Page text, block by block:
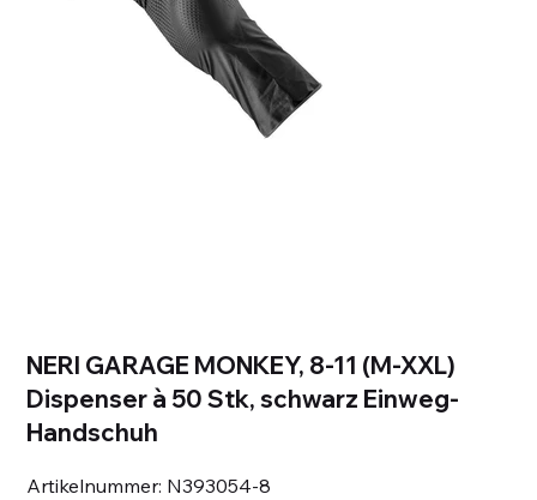
NERI GARAGE MONKEY, 8-11 (M-XXL)
Dispenser à 50 Stk, schwarz Einweg-
Handschuh
Artikelnummer: Artikelnummer:
N393054-
N393054-8